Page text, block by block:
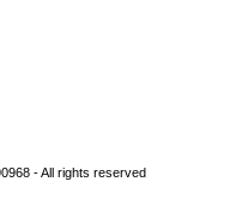
- All rights reserved